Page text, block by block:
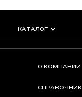
КАТАЛОГ
О КОМПАНИИ
СПРАВОЧНИК